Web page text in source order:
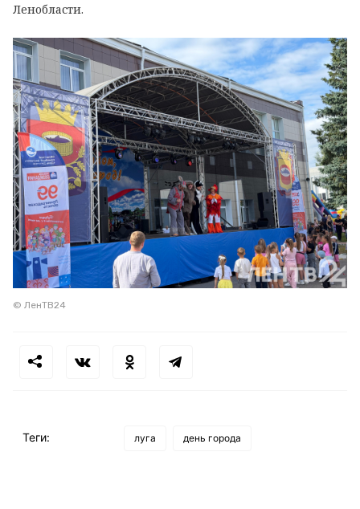
Ленобласти.
© ЛенТВ24
Теги: луга день города